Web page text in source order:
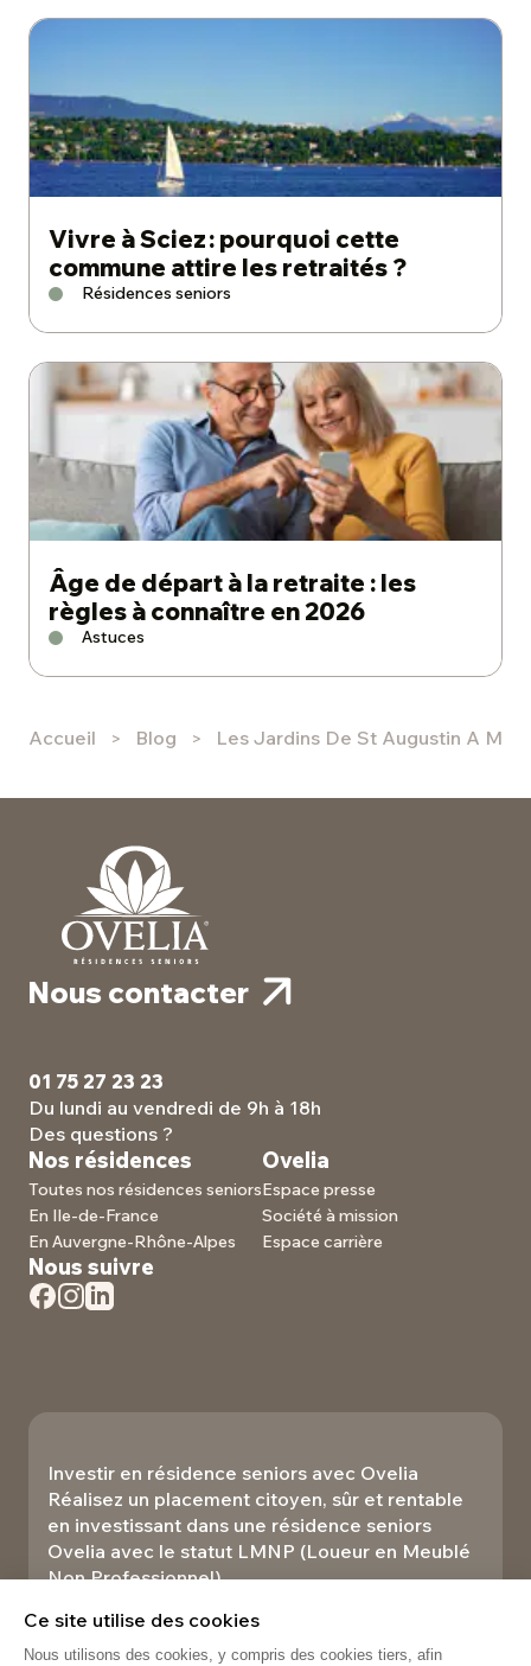
Ce site utilise des cookies
Nous utilisons des cookies, y compris des cookies tiers, afin
Vivre à Sciez : pourquoi cette
commune attire les retraités ?
Résidences seniors
Âge de départ à la retraite : les
règles à connaître en 2026
Astuces
Accueil Blog Les Jardins De St Augustin A
Nous contacter
01 75 27 23 23
Du lundi au vendredi de 9h à 18h
Des questions ?
Nos résidences
Toutes nos résidences seniors
En Ile-de-France
En Auvergne-Rhône-Alpes
Ovelia
Espace presse
Société à mission
Espace carrière
Nous suivre
Investir en résidence seniors avec Ovelia
Réalisez un placement citoyen, sûr et rentable
en investissant dans une résidence seniors
Ovelia avec le statut LMNP (Loueur en Meublé
Non Professionnel).​